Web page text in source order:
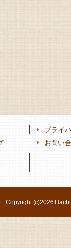
プライ
お問い
Copyright (c)2026